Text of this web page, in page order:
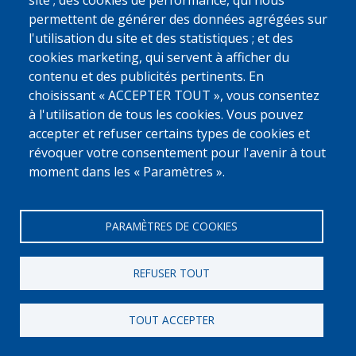
[Numero Gratuit]
0800 327 45
Déclaration relative aux cookies
Vie privée, copyright et disclaimer
permettent de générer des données agrégées sur
l'utilisation du site et des statistiques ; et des
cookies marketing, qui servent à afficher du
contenu et des publicités pertinents. En
choisissant « ACCEPTER TOUT », vous consentez
à l'utilisation de tous les cookies. Vous pouvez
accepter et refuser certains types de cookies et
révoquer votre consentement pour l'avenir à tout
moment dans les « Paramètres ».
PARAMÈTRES DE COOKIES
REFUSER TOUT
TOUT ACCEPTER